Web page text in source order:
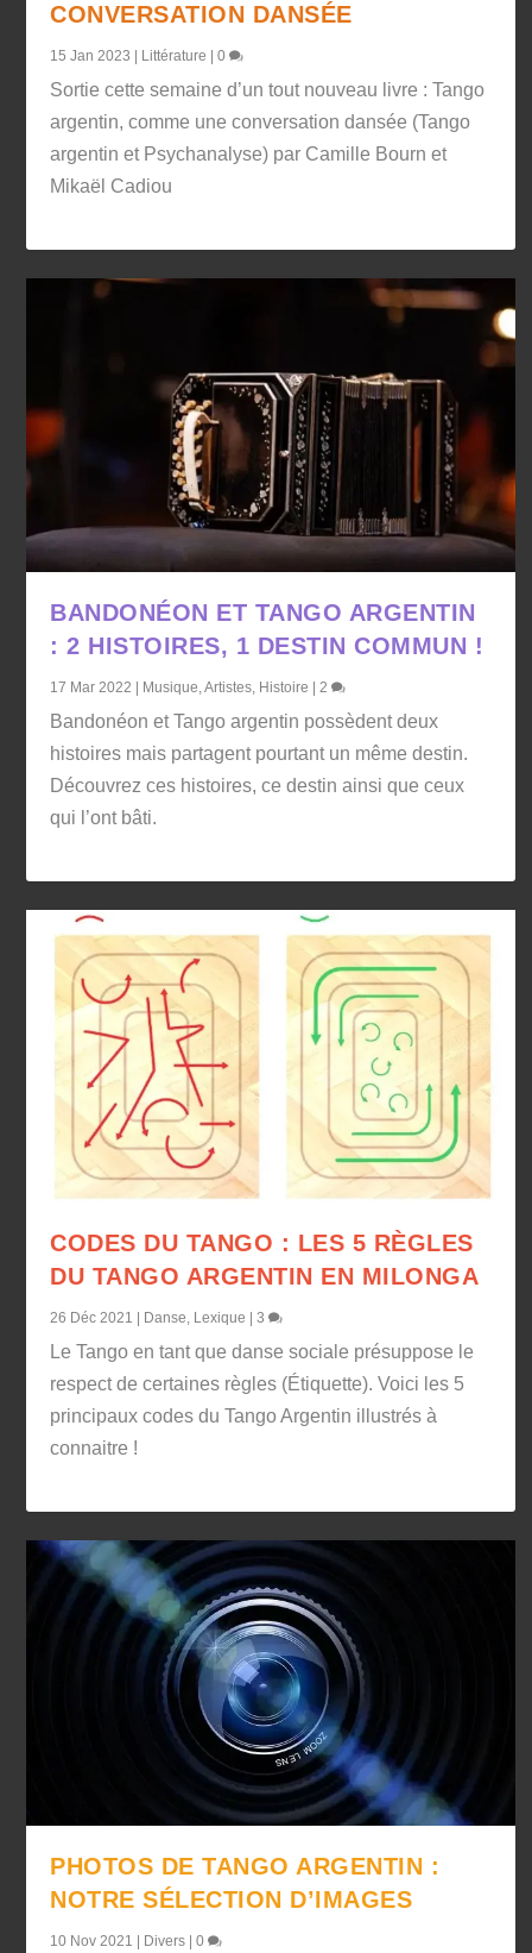
CONVERSATION DANSÉE
15 Jan 2023 Littérature |0
Sortie cette semaine d’un tout nouveau livre : Tango
argentin, comme une conversation dansée (Tango
argentin et Psychanalyse) par Camille Bourn et
Mikaël Cadiou
BANDONÉON ET TANGO ARGENTIN
: 2 HISTOIRES, 1 DESTIN COMMUN !
17 Mar 2022 | Musique ,Artistes Histoire | 2
Bandonéon et Tango argentin possèdent deux
histoires mais partagent pourtant un même destin.
Découvrez ces histoires, ce destin ainsi que ceux
qui l’ont bâti.
CODES DU TANGO : LES 5 RÈGLES
DU TANGO ARGENTIN EN MILONGA
26 Déc 2021 Danse, Lexique |3
Le Tango en tant que danse sociale présuppose le
respect de certaines règles (Étiquette). Voici les 5
principaux codes du Tango Argentin illustrés à
connaitre !
PHOTOS DE TANGO ARGENTIN :
NOTRE SÉLECTION D’IMAGES
10 Nov 2021 | Divers |0